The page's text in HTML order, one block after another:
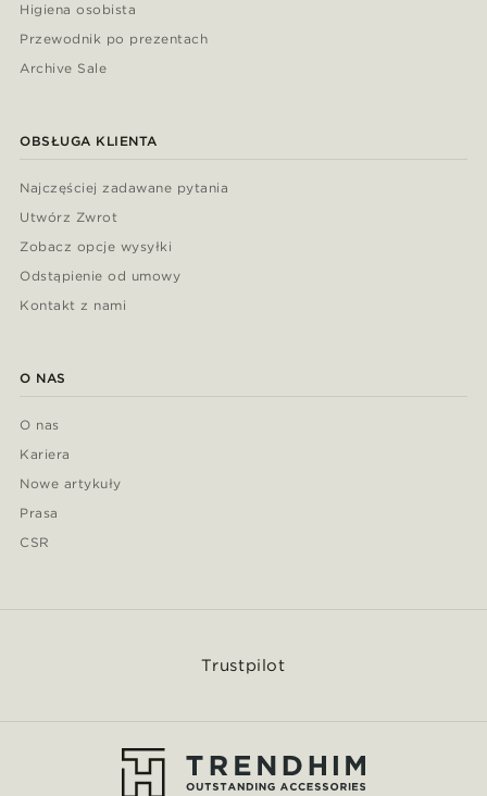
Higiena osobista
Przewodnik po prezentach
Archive Sale
OBSŁUGA KLIENTA
Najczęściej zadawane pytania
Utwórz Zwrot
Zobacz opcje wysyłki
Odstąpienie od umowy
Kontakt z nami
O NAS
O nas
Kariera
Nowe artykuły
Prasa
CSR
Trustpilot